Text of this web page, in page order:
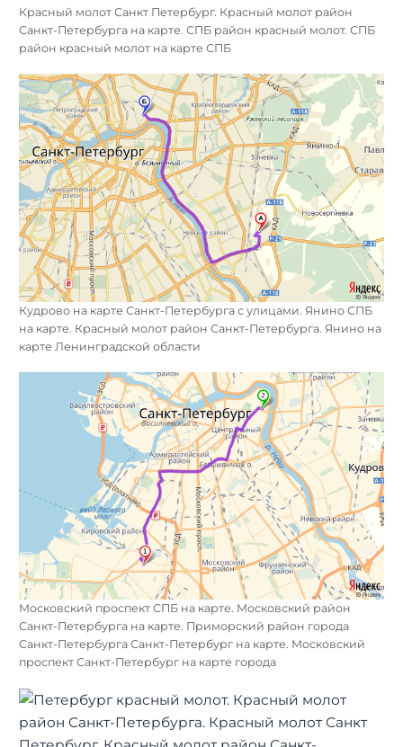
Красный молот Санкт Петербург. Красный молот район
Санкт-Петербурга на карте. СПБ район красный молот. СПБ
район красный молот на карте СПБ
Кудрово на карте Санкт-Петербурга с улицами. Янино СПБ
на карте. Красный молот район Санкт-Петербурга. Янино на
карте Ленинградской области
Московский проспект СПБ на карте. Московский район
Санкт-Петербурга на карте. Приморский район города
Санкт-Петербурга Санкт-Петербург на карте. Московский
проспект Санкт-Петербург на карте города